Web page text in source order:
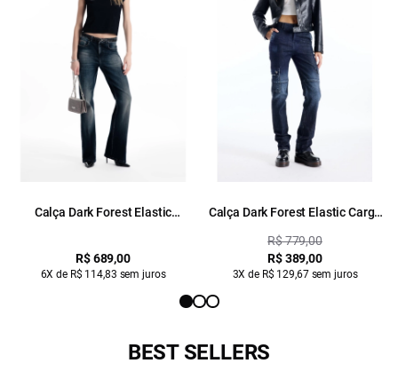
Calça Dark Forest Elastic
R$ 689,00
6X de R$ 114,83 sem juros
Calça Dark Forest Elastic Cargo
R$ 779,00
R$ 389,00
3X de R$ 129,67 sem juros
BEST SELLERS